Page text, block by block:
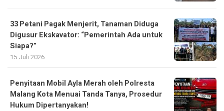
33 Petani Pagak Menjerit, Tanaman Diduga
Digusur Ekskavator: “Pemerintah Ada untuk
Siapa?”
15 Juli 2026
Penyitaan Mobil Ayla Merah oleh Polresta
Malang Kota Menuai Tanda Tanya, Prosedur
Hukum Dipertanyakan!